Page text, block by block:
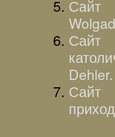
Сайт
Сайт
Dehler.
Сайт